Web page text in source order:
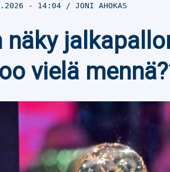
- 14:04 JONI AHOKAS
näky
vielä